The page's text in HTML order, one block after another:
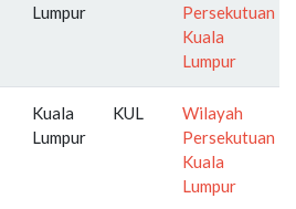
Lumpur
Persekutuan
Kuala
Lumpur
Kuala
Lumpur
KUL
Wilayah
Persekutuan
Kuala
Lumpur